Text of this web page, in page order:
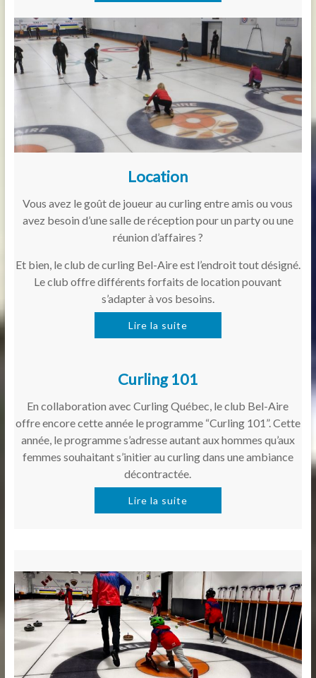
Location
Vous avez le goût de joueur au curling entre amis ou vous
avez besoin d’une salle de réception pour un party ou une
réunion d’affaires ?
Et bien, le club de curling Bel-Aire est l’endroit tout désigné.
Le club offre différents forfaits de location pouvant
s’adapter à vos besoins.
Lire la suite
Curling 101
En collaboration avec Curling Québec, le club Bel-Aire
offre encore cette année le programme “Curling 101”. Cette
année, le programme s’adresse autant aux hommes qu’aux
femmes souhaitant s’initier au curling dans une ambiance
décontractée.
Lire la suite